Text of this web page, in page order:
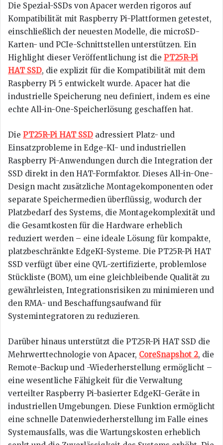
Die Spezial-SSDs von Apacer werden rigoros auf
Kompatibilität mit Raspberry Pi-Plattformen getestet,
einschließlich der neuesten Modelle, die microSD-
Karten- und PCIe-Schnittstellen unterstützen. Ein
Highlight dieser Veröffentlichung ist die PT25R-Pi
HAT SSD, die explizit für die Kompatibilität mit dem
Raspberry Pi 5 entwickelt wurde. Apacer hat die
industrielle Speicherung neu definiert, indem es eine
echte All-in-One-Speicherlösung geschaffen hat.
Die PT25R-Pi HAT SSD adressiert Platz- und
Einsatzprobleme in Edge-KI- und industriellen
Raspberry Pi-Anwendungen durch die Integration der
SSD direkt in den HAT-Formfaktor. Dieses All-in-One-
Design macht zusätzliche Montagekomponenten oder
separate Speichermedien überflüssig, wodurch der
Platzbedarf des Systems, die Montagekomplexität und
die Gesamtkosten für die Hardware erheblich
reduziert werden – eine ideale Lösung für kompakte,
platzbeschränkte EdgeKI-Systeme. Die PT25R-Pi HAT
SSD verfügt über eine QVL-zertifizierte, problemlose
Stückliste (BOM), um eine gleichbleibende Qualität zu
gewährleisten, Integrationsrisiken zu minimieren und
den RMA- und Beschaffungsaufwand für
Systemintegratoren zu reduzieren.
Darüber hinaus unterstützt die PT25R-Pi HAT SSD die
Mehrwerttechnologie von Apacer, CoreSnapshot 2, die
Remote-Backup und -Wiederherstellung ermöglicht –
eine wesentliche Fähigkeit für die Verwaltung
verteilter Raspberry Pi-basierter EdgeKI-Geräte in
industriellen Umgebungen. Diese Funktion ermöglicht
eine schnelle Datenwiederherstellung im Falle eines
Systemausfalls, was die Wartungskosten erheblich